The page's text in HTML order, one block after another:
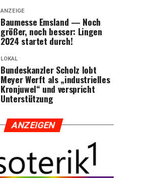
ANZEIGE
Bau­mes­se Ems­land — Noch
grö­ßer, noch bes­ser: Lin­gen
2024 star­tet durch!
LOKAL
Bun­des­kanz­ler Scholz lobt
Mey­er Werft als „indus­tri­el­les
Kron­ju­wel“ und ver­spricht
Unterstützung
ANZEI­GEN